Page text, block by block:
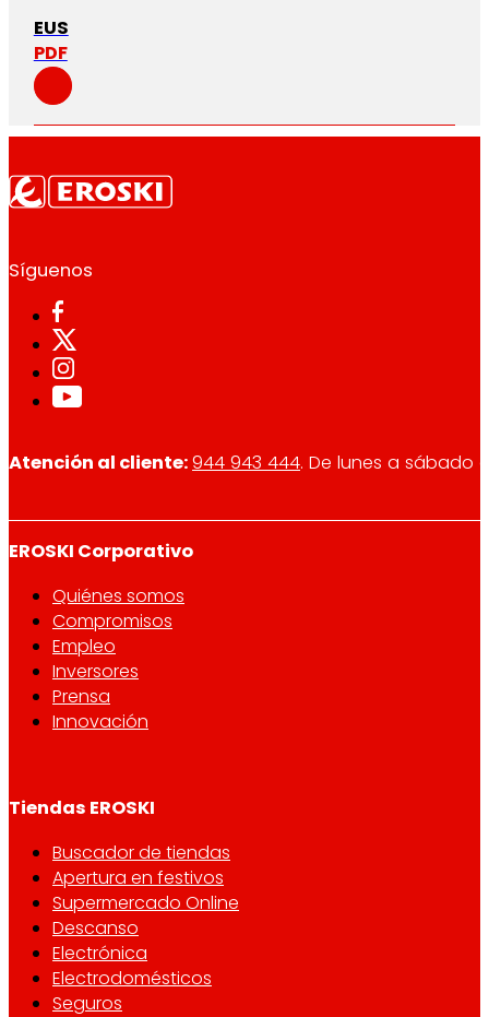
EUS
PDF
Síguenos
Atención al cliente:944 943 444. De lunes a sábado
EROSKI Corporativo
Quiénes somos
Compromisos
Empleo
Inversores
Prensa
Innovación
Tiendas EROSKI
Buscador de tiendas
Apertura en festivos
Supermercado Online
Descanso
Electrónica
Electrodomésticos
Seguros